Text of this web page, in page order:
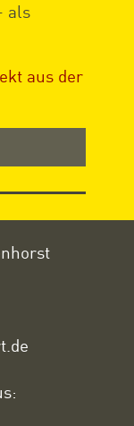
als
aus der